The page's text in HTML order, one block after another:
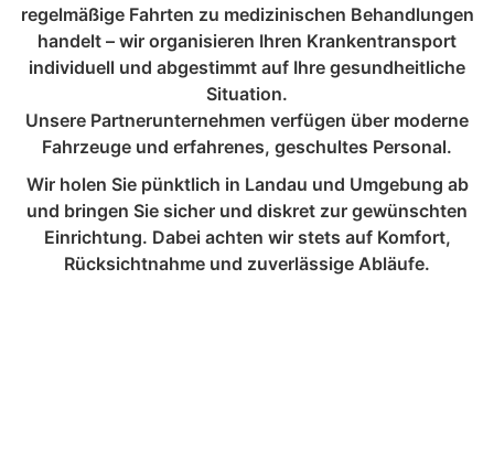
regelmäßige Fahrten zu medizinischen Behandlungen
handelt – wir organisieren Ihren Krankentransport
individuell und abgestimmt auf Ihre gesundheitliche
Situation.
Unsere Partnerunternehmen verfügen über moderne
Fahrzeuge und erfahrenes, geschultes Personal.
Wir holen Sie pünktlich in Landau und Umgebung ab
und bringen Sie sicher und diskret zur gewünschten
Einrichtung. Dabei achten wir stets auf Komfort,
Rücksichtnahme und zuverlässige Abläufe.